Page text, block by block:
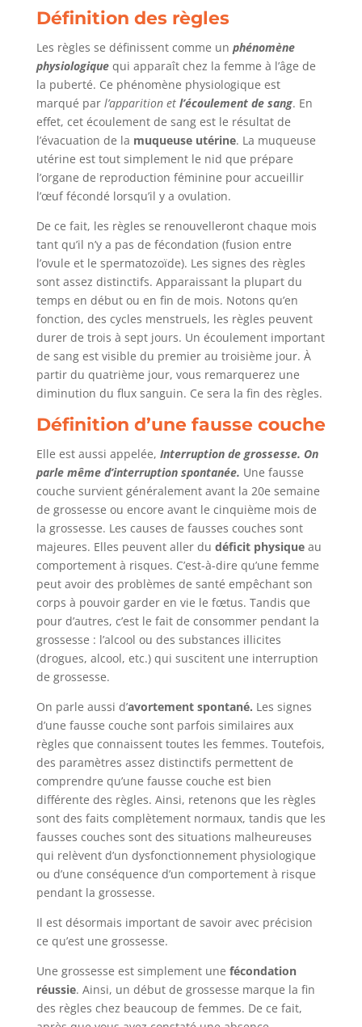
Définition des règles
Les règles se définissent comme un phénomène
physiologiquequi apparaît chez la femme à l’âge de
la puberté. Ce phénomène physiologique est
marqué par l’apparition et l’écoulement de sang. En
effet, cet écoulement de sang est le résultat de
l’évacuation de la muqueuse utérine. La muqueuse
utérine est tout simplement le nid que prépare
l’organe de reproduction féminine pour accueillir
l’œuf fécondé lorsqu’il y a ovulation.
De ce fait, les règles se renouvelleront chaque mois
tant qu’il n’y a pas de fécondation (fusion entre
l’ovule et le spermatozoïde). Les signes des règles
sont assez distinctifs. Apparaissant la plupart du
temps en début ou en fin de mois. Notons qu’en
fonction, des cycles menstruels, les règles peuvent
durer de trois à sept jours. Un écoulement important
de sang est visible du premier au troisième jour. À
partir du quatrième jour, vous remarquerez une
diminution du flux sanguin. Ce sera la fin des règles.
Définition d’une fausse couche
Elle est aussi appelée, Interruption de grossesse. On
parle même d’interruption spontanée. Une fausse
couche survient généralement avant la 20e semaine
de grossesse ou encore avant le cinquième mois de
la grossesse. Les causes de fausses couches sont
majeures. Elles peuvent aller du déficit physiqueau
comportement à risques. C’est-à-dire qu’une femme
peut avoir des problèmes de santé empêchant son
corps à pouvoir garder en vie le fœtus. Tandis que
pour d’autres, c’est le fait de consommer pendant la
grossesse : l’alcool ou des substances illicites
(drogues, alcool, etc.) qui suscitent une interruption
de grossesse.
On parle aussi d’avortement spontané. Les signes
d’une fausse couche sont parfois similaires aux
règles que connaissent toutes les femmes. Toutefois,
des paramètres assez distinctifs permettent de
comprendre qu’une fausse couche est bien
différente des règles. Ainsi, retenons que les règles
sont des faits complètement normaux, tandis que les
fausses couches sont des situations malheureuses
qui relèvent d’un dysfonctionnement physiologique
ou d’une conséquence d’un comportement à risque
pendant la grossesse.
Il est désormais important de savoir avec précision
ce qu’est une grossesse.
Une grossesse est simplement une fécondation
réussie. Ainsi, un début de grossesse marque la fin
des règles chez beaucoup de femmes. De ce fait,